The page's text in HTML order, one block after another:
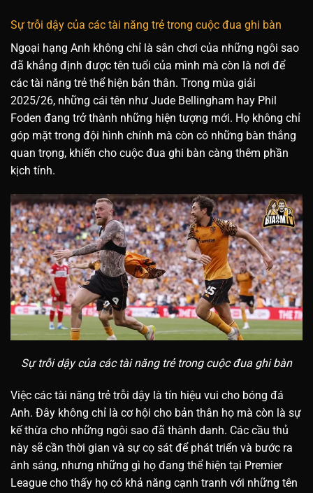
Sự trỗi dậy của các tài năng trẻ trong cuộc đua ghi bàn
Ngoại hạng Anh không chỉ là sân chơi của những ngôi sao
đã khẳng định được tên tuổi của mình mà còn là nơi để
các tài năng trẻ thể hiện bản thân. Trong mùa giải
2025/26, những cái tên như Jude Bellingham hay Phil
Foden đang trở thành những hiện tượng mới. Họ không chỉ
góp mặt trong đội hình chính mà còn có những bàn thắng
quan trọng, khiến cho cuộc đua ghi bàn càng thêm phần
kịch tính.
Sự trỗi dậy của các tài năng trẻ trong cuộc đua ghi bàn
Việc các tài năng trẻ trỗi dậy là tín hiệu vui cho bóng đá
Anh. Đây không chỉ là cơ hội cho bản thân họ mà còn là sự
kế thừa cho những ngôi sao đã thành danh. Các cầu thủ
này sẽ cần thời gian và sự cọ sát để phát triển và bước ra
ánh sáng, nhưng những gì họ đang thể hiện tại Premier
League cho thấy họ có khả năng cạnh tranh với những tên